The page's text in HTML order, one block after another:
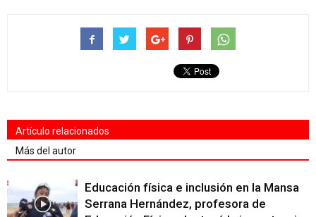
Artículo relacionados
Más del autor
Educación física e inclusión en la Mansa
Serrana Hernández, profesora de